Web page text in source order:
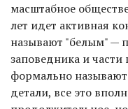
масштабное
лет идет активная
называют "белым" —
заповедника и
формально называют
детали, все это